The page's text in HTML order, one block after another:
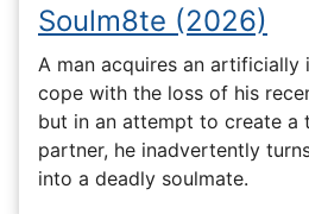
Soulm8te (2026)
A man acquires an
cope with the loss of his
but in an attempt to create a
partner, he inadvertently
into a deadly soulmate.